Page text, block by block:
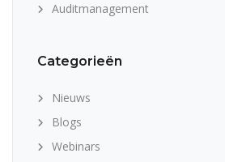
Auditmanagement
Categorieën
Nieuws
Blogs
Webinars